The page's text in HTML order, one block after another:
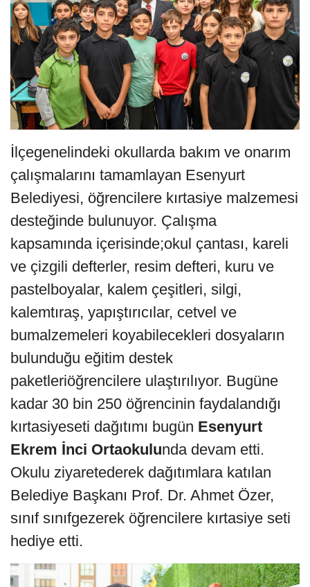
İlçegenelindeki okullarda bakım ve onarım
çalışmalarını tamamlayan Esenyurt
Belediyesi, öğrencilere kırtasiye malzemesi
desteğinde bulunuyor. Çalışma
kapsamında içerisinde;okul çantası, kareli
ve çizgili defterler, resim defteri, kuru ve
pastelboyalar, kalem çeşitleri, silgi,
kalemtıraş, yapıştırıcılar, cetvel ve
bumalzemeleri koyabilecekleri dosyaların
bulunduğu eğitim destek
paketleriöğrencilere ulaştırılıyor. Bugüne
kadar 30 bin 250 öğrencinin faydalandığı
kırtasiyeseti dağıtımı bugün Esenyurt
Ekrem İnci Ortaokulunda devam etti.
Okulu ziyaretederek dağıtımlara katılan
Belediye Başkanı Prof. Dr. Ahmet Özer,
sınıf sınıfgezerek öğrencilere kırtasiye seti
hediye etti.